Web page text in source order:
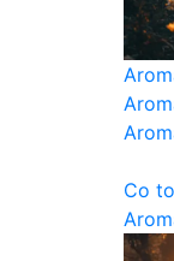
Co